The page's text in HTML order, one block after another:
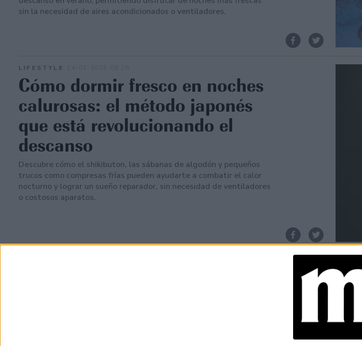
sin la necesidad de aires acondicionados o ventiladores.
LIFESTYLE
Cómo dormir fresco en noches
calurosas: el método japonés
que está revolucionando el
descanso
Descubre cómo el shikibuton, las sábanas de algodón y pequeños
trucos como compresas frías pueden ayudarte a combatir el calor
nocturno y lograr un sueño reparador, sin necesidad de ventiladores
o costosos aparatos.